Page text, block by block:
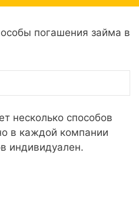
погашения займа в
несколько способов
в каждой компании
индивидуален.